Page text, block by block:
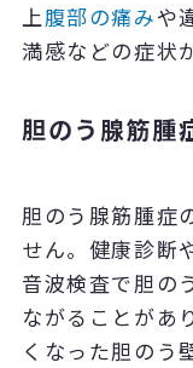
上腹部の痛みや
満感などの症状
胆のう腺筋腫
胆のう腺筋腫症
せん。健康診断
音波検査で胆の
ながることがあ
くなった胆のう